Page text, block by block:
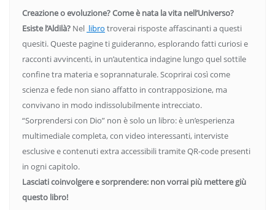
Creazione o evoluzione? Come è nata la vita nell’Universo?
Esiste l’Aldilà? Nel libro troverai risposte affascinanti a questi
quesiti. Queste pagine ti guideranno, esplorando fatti curiosi e
racconti avvincenti, in un’autentica indagine lungo quel sottile
confine tra materia e soprannaturale. Scoprirai così come
scienza e fede non siano affatto in contrapposizione, ma
convivano in modo indissolubilmente intrecciato.
“Sorprendersi con Dio” non è solo un libro: è un’esperienza
multimediale completa, con video interessanti, interviste
esclusive e contenuti extra accessibili tramite QR-code presenti
in ogni capitolo.
Lasciati coinvolgere e sorprendere: non vorrai più mettere giù
questo libro!